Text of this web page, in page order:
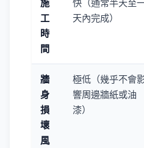
施
工
時
間
快（通常半天至
天內完成）
牆
身
損
壞
風
極低（幾乎不會
響周邊牆紙或油
漆）